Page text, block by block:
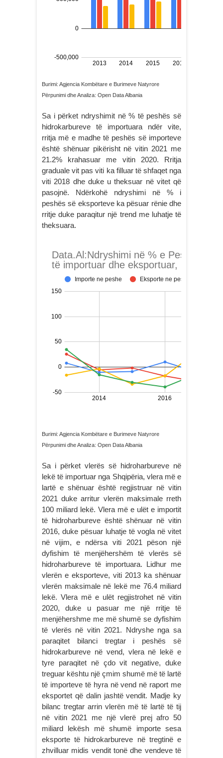
Burimi: Agjencia Kombëtare e Burimeve Natyrore
Përpunimi dhe Analiza: Open Data Albania
Sa i përket ndryshimit në % të peshës së
hidrokarbureve të importuara ndër vite,
rritja më e madhe të peshës së importeve
është shënuar pikërisht në vitin 2021 me
21.2% krahasuar me vitin 2020. Rritja
graduale vit pas viti ka filluar të shfaqet nga
viti 2018 dhe duke u theksuar në vitet që
pasojnë. Ndërkohë ndryshimi në % i
peshës së eksporteve ka pësuar rënie dhe
rritje duke paraqitur një trend me luhatje të
theksuara.
Burimi: Agjencia Kombëtare e Burimeve Natyrore
Përpunimi dhe Analiza: Open Data Albania
Sa i përket vlerës së hidroharbureve në
lekë të importuar nga Shqipëria, vlera më e
lartë e shënuar është regjistruar në vitin
2021 duke arritur vlerën maksimale rreth
100 miliard lekë. Vlera më e ulët e importit
të hidroharbureve është shënuar në vitin
2016, duke pësuar luhatje të vogla në vitet
në vijim, e ndërsa viti 2021 pëson një
dyfishim të menjëhershëm të vlerës së
hidroharbureve të importuara. Lidhur me
vlerën e eksporteve, viti 2013 ka shënuar
vlerën maksimale në lekë me 76.4 miliard
lekë. Vlera më e ulët regjistrohet në vitin
2020, duke u pasuar me një rritje të
menjëhershme me më shumë se dyfishim
të vlerës në vitin 2021. Ndryshe nga sa
paraqitet bilanci tregtar i peshës së
hidrokarbureve në vend, vlera në lekë e
tyre paraqitet në çdo vit negative, duke
treguar kështu një çmim shumë më të lartë
të importeve të hyra në vend në raport me
eksportet që dalin jashtë vendit. Madje ky
bilanc tregtar arrin vlerën më të lartë të tij
në vitin 2021 me një vlerë prej afro 50
miliard lekësh më shumë importe sesa
eksporte të hidrokarbureve në tregtinë e
zhvilluar midis vendit tonë dhe vendeve të